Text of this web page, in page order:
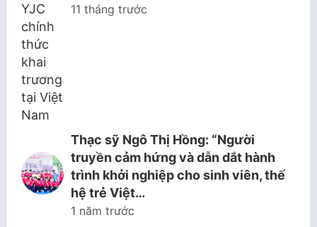
11 tháng trước
Thạc sỹ Ngô Thị Hồng: “Người
truyền cảm hứng và dẫn dắt hành
trình khởi nghiệp cho sinh viên, thế
hệ trẻ Việt…
1 năm trước